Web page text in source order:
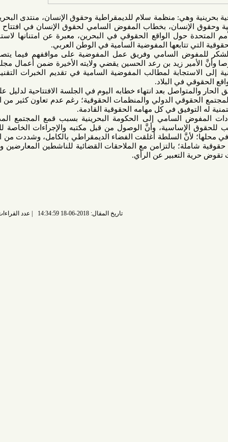
منظمة سلام للديمقراطية وحقوق الإنسان، منتدى البحرين لحقوق
الإنسان، معهد الخليج للديمقراطية وحقوق الإنسان، بخطاب المفوض السامي لحقوق الإنسان في افتتاح الدورة 38
حول الواقع الحقوقي في البحرين، معبرة عن امتنانها لاستمرار وضع
المفوضية السامية في الوطن العربي.
السامي وفريق عمل المفوضية على مواقفهم فيما يتصل بأوضاع
زيد بن رعد الحسين يقضي ولايته الأخيرة ضمن أعمال مجلس حقوق
لمطالب المفوضية السامية في تقديم الخبرات التقنية من قبل
في البلاد.
بعد انتهاء خطابه اليوم في الجلسة الافتتاحية لدليل على التقدير
الدولي والمنظمات الحقوقية؛ رغم عدم تعاون كثير من الدول معه
في كل مهامه الحقوقية القادمة.
السامي إلى الحكومة البحرينية بسبب قمع المجتمع المدني وسن
وأنَّ الوصول من قبل مكتبه والإجراءات الخاصة للبحرين تم
السلطة أغلقت الفضاء الديمقراطي بالكامل، وشددت من اطلاق اليد
بالتزامن مع الملاحقات القضائية للناشطين المعارضين والمدافعين
عن الرأي.
عدد القراءات: 4875 قراءة |